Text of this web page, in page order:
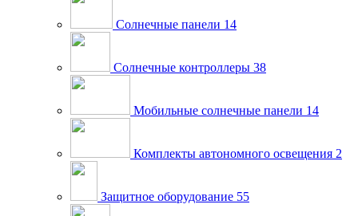
Солнечные панели 14
Солнечные контроллеры 38
Мобильные солнечные панели 14
Комплекты автономного освещения 2
Защитное оборудование 55